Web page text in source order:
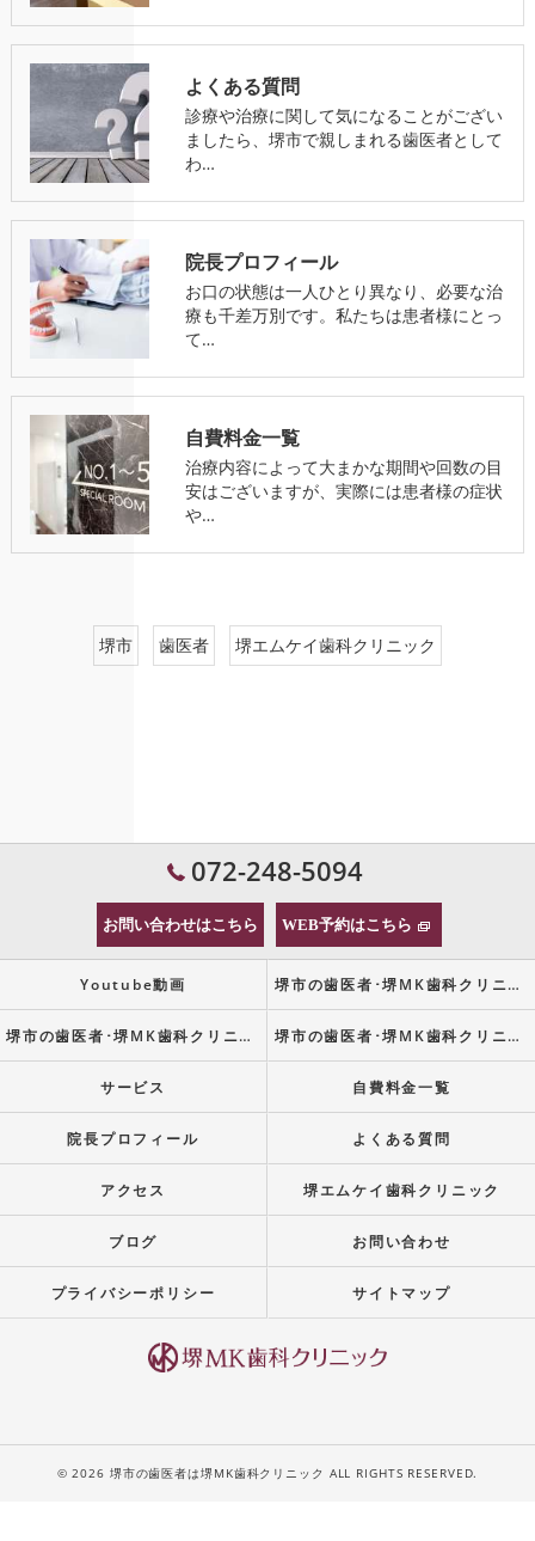
よくある質問
診療や治療に関して気になることがござい
ましたら、堺市で親しまれる歯医者として
わ…
院長プロフィール
お口の状態は一人ひとり異なり、必要な治
療も千差万別です。私たちは患者様にとっ
て…
自費料金一覧
治療内容によって大まかな期間や回数の目
安はございますが、実際には患者様の症状
や…
堺市 歯医者 堺エムケイ歯科クリニック
072-248-5094
お問い合わせはこちら WEB予約はこちら
Youtube動画 堺市の歯医者･堺MK歯科クリニックの口コミ情報
堺市の歯医者･堺MK歯科クリニックの評判 堺市の歯医者･堺MK歯科クリニックのお客様の声
サービス 自費料金一覧
院長プロフィール よくある質問
アクセス 堺エムケイ歯科クリニック
ブログ お問い合わせ
プライバシーポリシー サイトマップ
© 2026 堺市の歯医者は堺MK歯科クリニック ALL RIGHTS RESERVED.